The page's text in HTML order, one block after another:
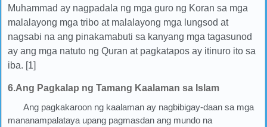
Muhammad ay nagpadala ng mga guro ng Koran sa mga
malalayong mga tribo at malalayong mga lungsod at
nagsabi na ang pinakamabuti sa kanyang mga tagasunod
ay ang mga natuto ng Quran at pagkatapos ay itinuro ito sa
iba. [1]
6.Ang Pagkalap ng Tamang Kaalaman sa Islam
Ang pagkakaroon ng kaalaman ay nagbibigay-daan sa mga
mananampalataya upang pagmasdan ang mundo na